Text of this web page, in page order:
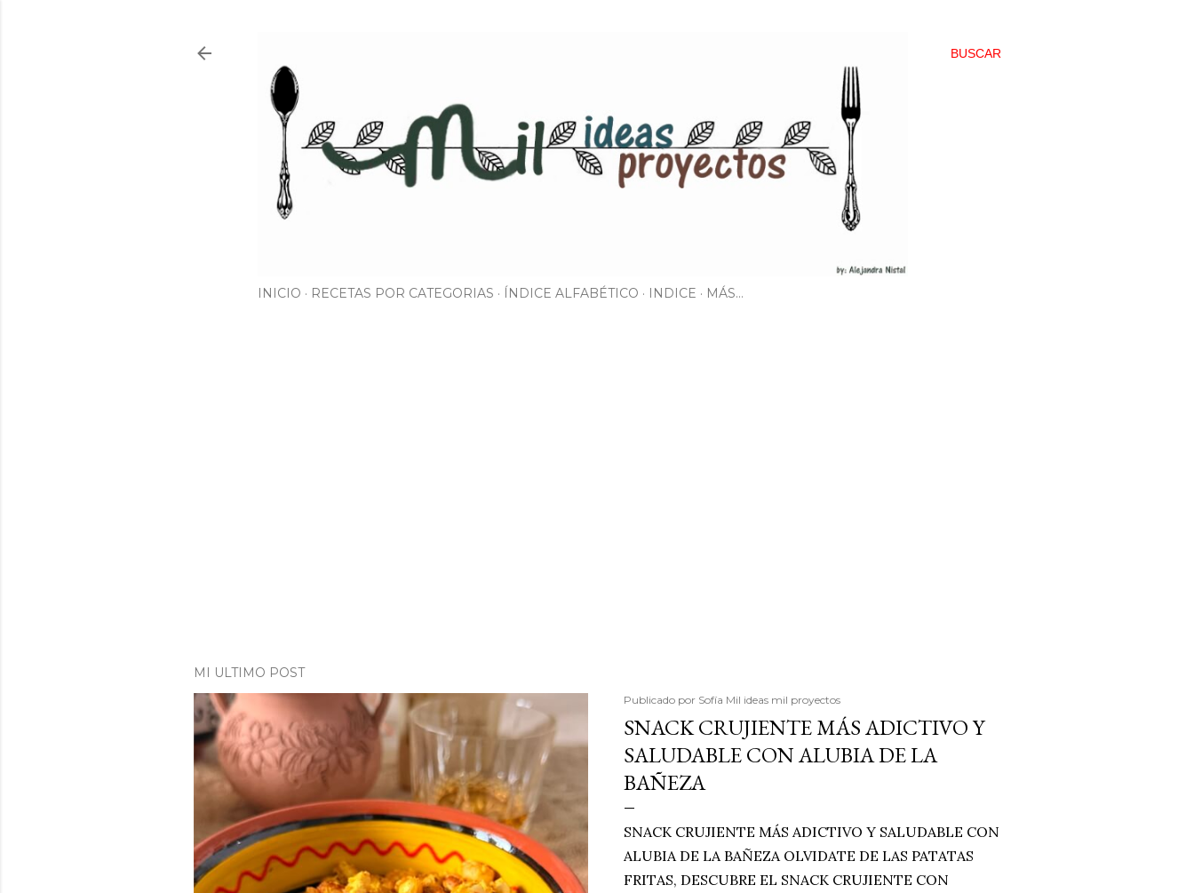
BUSCAR
INICIO RECETAS POR CATEGORIAS ÍNDICE ALFABÉTICO INDICE MÁS…
MI ULTIMO POST
Publicado por Sofía Mil ideas mil proyectos
SNACK CRUJIENTE MÁS ADICTIVO Y
SALUDABLE CON ALUBIA DE LA
BAÑEZA
SNACK CRUJIENTE MÁS ADICTIVO Y SALUDABLE CON
ALUBIA DE LA BAÑEZA OLVIDATE DE LAS PATATAS
FRITAS, DESCUBRE EL SNACK CRUJIENTE CON